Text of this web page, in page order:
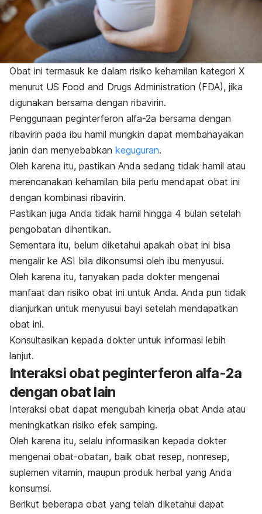
Obat ini termasuk ke dalam risiko kehamilan kategori X
menurut US Food and Drugs Administration (FDA), jika
digunakan bersama dengan ribavirin.
Penggunaan peginterferon alfa-2a bersama dengan
ribavirin pada ibu hamil mungkin dapat membahayakan
janin dan menyebabkan keguguran.
Oleh karena itu, pastikan Anda sedang tidak hamil atau
merencanakan kehamilan bila perlu mendapat obat ini
dengan kombinasi ribavirin.
Pastikan juga Anda tidak hamil hingga 4 bulan setelah
pengobatan dihentikan.
Sementara itu, belum diketahui apakah obat ini bisa
mengalir ke ASI bila dikonsumsi oleh ibu menyusui.
Oleh karena itu, tanyakan pada dokter mengenai
manfaat dan risiko obat ini untuk Anda. Anda pun tidak
dianjurkan untuk menyusui bayi setelah mendapatkan
obat ini.
Konsultasikan kepada dokter untuk informasi lebih
lanjut.
Interaksi obat peginterferon alfa-2a
dengan obat lain
Interaksi obat dapat mengubah kinerja obat Anda atau
meningkatkan risiko efek samping.
Oleh karena itu, selalu informasikan kepada dokter
mengenai obat-obatan, baik obat resep, nonresep,
suplemen vitamin, maupun produk herbal yang Anda
konsumsi.
Berikut beberapa obat yang telah diketahui dapat